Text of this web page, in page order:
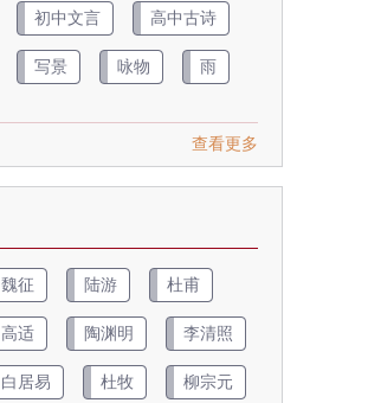
初中文言 高中古诗
写景 咏物 雨
查看更多
魏征 陆游 杜甫
高适 陶渊明 李清照
白居易 杜牧 柳宗元